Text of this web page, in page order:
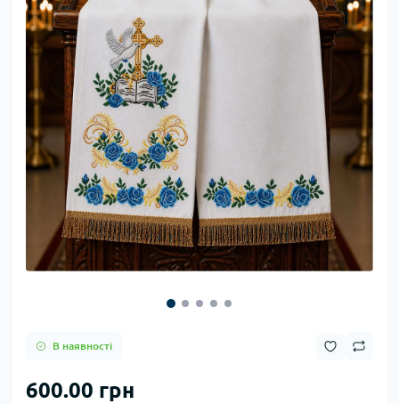
В наявності
600.00 грн